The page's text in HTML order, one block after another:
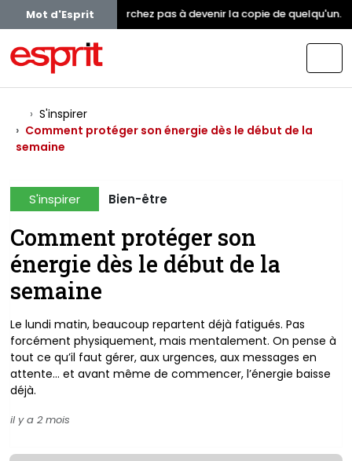
Mot d'EspritNe cherchez pas à devenir la copie de quelqu'un.
S'inspirer
Comment protéger son énergie dès le début de la
semaine
S'inspirer Bien-être
Comment protéger son
énergie dès le début de la
semaine
Le lundi matin, beaucoup repartent déjà fatigués. Pas
forcément physiquement, mais mentalement. On pense à
tout ce qu’il faut gérer, aux urgences, aux messages en
attente… et avant même de commencer, l’énergie baisse
déjà.
il y a 2 mois